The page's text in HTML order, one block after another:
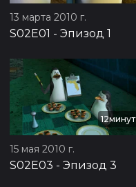
13 марта 2010 г.
S02E01 - Эпизод 1
12минут
15 мая 2010 г.
S02E03 - Эпизод 3